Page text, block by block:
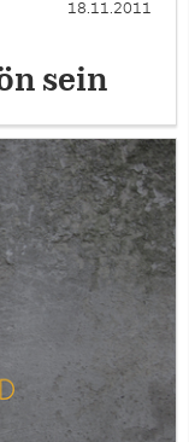
18.11.2011
sein